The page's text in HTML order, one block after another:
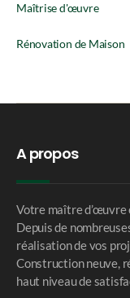
Maîtrise d'œuvre
Rénovation de Maison
A propos
Votre maître d’œuvre
Depuis de
réalisation de vos
Construction neuve,
haut niveau de